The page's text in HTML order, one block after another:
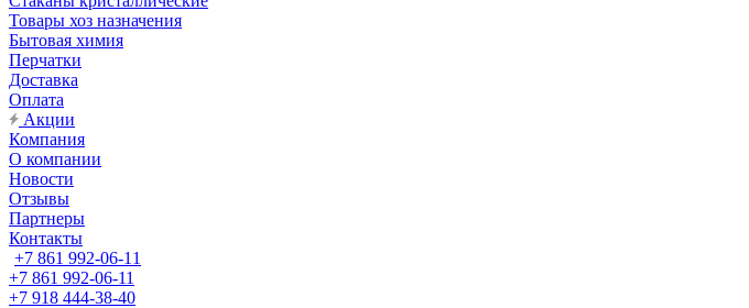
Товары хоз назначения
Бытовая химия
Перчатки
Доставка
Оплата
Акции
Компания
О компании
Новости
Отзывы
Партнеры
Контакты
+7 861 992-06-11
+7 861 992-06-11
+7 918 444-38-40